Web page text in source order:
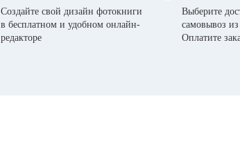
Создайте свой дизайн фотокниги
в бесплатном и удобном онлайн-
редакторе
Выберите
самовывоз
Оплатите